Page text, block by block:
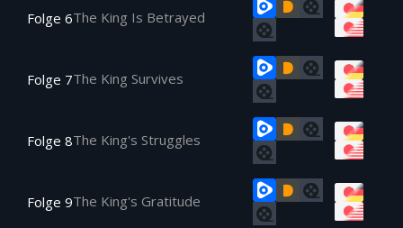
Folge 6The King Is Betrayed
Folge 7The King Survives
Folge 8The King's Struggles
Folge 9The King's Gratitude